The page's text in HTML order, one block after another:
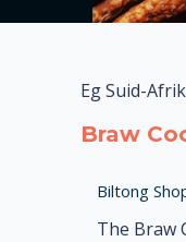
Eg Suid-
Braw
Biltong
The Braw